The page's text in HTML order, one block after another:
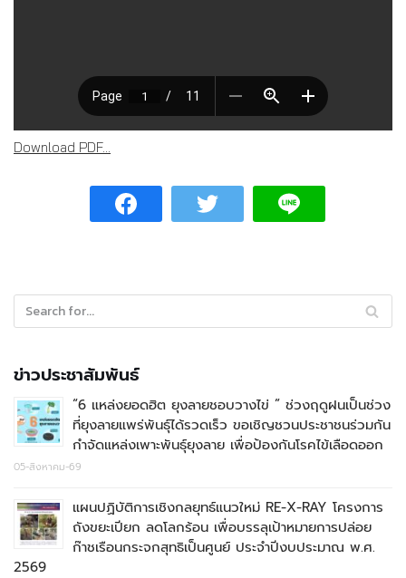
Download PDF...
ข่าวประชาสัมพันธ์
“6 แหล่งยอดฮิต ยุงลายชอบวางไข่ ” ช่วงฤดูฝนเป็นช่วง
ที่ยุงลายแพร่พันธุ์ได้รวดเร็ว ขอเชิญชวนประชาชนร่วมกัน
กำจัดแหล่งเพาะพันธุ์ยุงลาย เพื่อป้องกันโรคไข้เลือดออก
05-สิงหาคม-69
แผนปฏิบัติการเชิงกลยุทธ์แนวใหม่ RE-X-RAY โครงการ
ถังขยะเปียก ลดโลกร้อน เพื่อบรรลุเป้าหมายการปล่อย
ก๊าชเรือนกระจกสุทธิเป็นศูนย์ ประจำปีงบประมาณ พ.ศ.
2569